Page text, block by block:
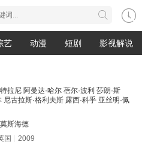
艺 动漫 短剧 影视解说
拉尼 阿曼达·哈尔 蓓尔·波利 莎朗·斯
尼古拉斯·格利夫斯 露西·科乎 亚丝明·佩
斯海德
国
2009